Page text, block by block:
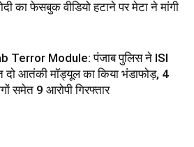
का फेसबुक वीडियो हटाने पर मेटा ने मांगी
Terror Module: पंजाब पुलिस ने ISI
दो आतंकी मॉड्यूल का किया भंडाफोड़, 4
समेत 9 आरोपी गिरफ्तार